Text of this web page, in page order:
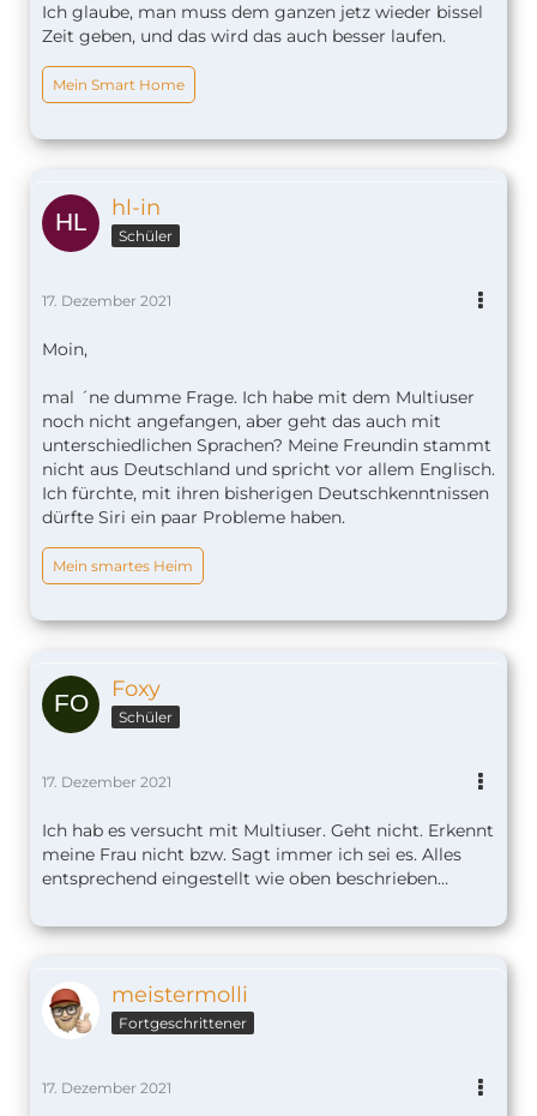
Ich glaube, man muss dem ganzen jetz wieder bissel
Zeit geben, und das wird das auch besser laufen.
Mein Smart Home
hl-in
Schüler
17. Dezember 2021
Moin,
mal ´ne dumme Frage. Ich habe mit dem Multiuser
noch nicht angefangen, aber geht das auch mit
unterschiedlichen Sprachen? Meine Freundin stammt
nicht aus Deutschland und spricht vor allem Englisch.
Ich fürchte, mit ihren bisherigen Deutschkenntnissen
dürfte Siri ein paar Probleme haben.
Mein smartes Heim
Foxy
Schüler
17. Dezember 2021
Ich hab es versucht mit Multiuser. Geht nicht. Erkennt
meine Frau nicht bzw. Sagt immer ich sei es. Alles
entsprechend eingestellt wie oben beschrieben…
meistermolli
Fortgeschrittener
17. Dezember 2021